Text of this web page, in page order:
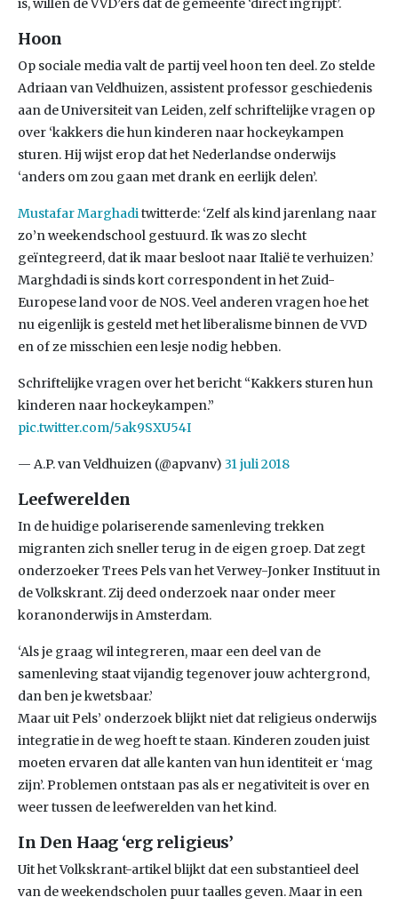
is, willen de VVD’ers dat de gemeente ‘direct ingrijpt’.
Hoon
Op sociale media valt de partij veel hoon ten deel. Zo stelde
Adriaan van Veldhuizen, assistent professor geschiedenis
aan de Universiteit van Leiden, zelf schriftelijke vragen op
over ‘kakkers die hun kinderen naar hockeykampen
sturen. Hij wijst erop dat het Nederlandse onderwijs
‘anders om zou gaan met drank en eerlijk delen’.
Mustafar Marghaditwitterde: ‘Zelf als kind jarenlang naar
zo’n weekendschool gestuurd. Ik was zo slecht
geïntegreerd, dat ik maar besloot naar Italië te verhuizen.’
Marghdadi is sinds kort correspondent in het Zuid-
Europese land voor de NOS. Veel anderen vragen hoe het
nu eigenlijk is gesteld met het liberalisme binnen de VVD
en of ze misschien een lesje nodig hebben.
Schriftelijke vragen over het bericht “Kakkers sturen hun
kinderen naar hockeykampen.”
pic.twitter.com/5ak9SXU54I
— A.P. van Veldhuizen (@apvanv) 31 juli 2018
Leefwerelden
In de huidige polariserende samenleving trekken
migranten zich sneller terug in de eigen groep. Dat zegt
onderzoeker Trees Pels van het Verwey-Jonker Instituut in
de Volkskrant. Zij deed onderzoek naar onder meer
koranonderwijs in Amsterdam.
‘Als je graag wil integreren, maar een deel van de
samenleving staat vijandig tegenover jouw achtergrond,
dan ben je kwetsbaar.’
Maar uit Pels’ onderzoek blijkt niet dat religieus onderwijs
integratie in de weg hoeft te staan. Kinderen zouden juist
moeten ervaren dat alle kanten van hun identiteit er ‘mag
zijn’. Problemen ontstaan pas als er negativiteit is over en
weer tussen de leefwerelden van het kind.
In Den Haag ‘erg religieus’
Uit het Volkskrant-artikel blijkt dat een substantieel deel
van de weekendscholen puur taalles geven. Maar in een